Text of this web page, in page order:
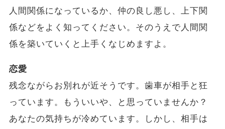
人間関係になっているか、仲の良し悪し、上下関
係などをよく知ってください。そのうえで人間関
係を築いていくと上手くなじめますよ。
恋愛
残念ながらお別れが近そうです。歯車が相手と狂
っています。もういいや、と思っていませんか？
あなたの気持ちが冷めています。しかし、相手は